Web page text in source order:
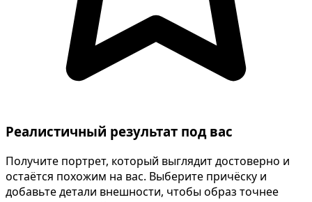
Реалистичный результат под вас
Получите портрет, который выглядит достоверно и
остаётся похожим на вас. Выберите причёску и
добавьте детали внешности, чтобы образ точнее